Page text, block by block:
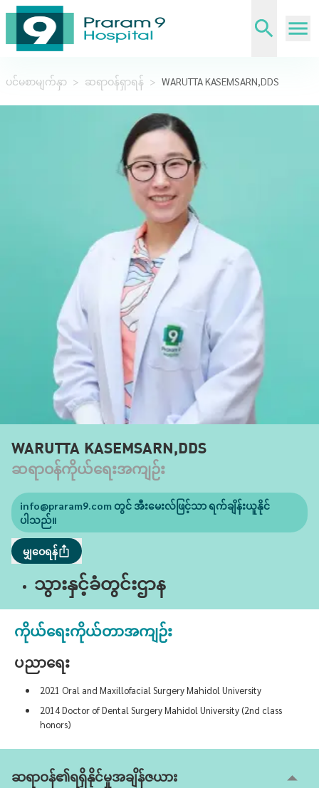
ပင်မစာမျက်နှာ > ဆရာဝန်ရှာရန် > WARUTTA KASEMSARN,DDS
WARUTTA KASEMSARN,DDS
ဆရာဝန်ကိုယ်ရေးအကျဉ်း
info@praram9.comတွင် အီးမေးလ်ဖြင့်သာ ရက်ချိန်းယူနိုင်
ပါသည်။
မျှဝေရန်
သွားနှင့်ခံတွင်းဌာန
ကိုယ်ရေးကိုယ်တာအကျဉ်း
ပညာရေး
2021 Oral and Maxillofacial Surgery Mahidol University
2014 Doctor of Dental Surgery Mahidol University (2nd class
honors)
ဆရာဝန်၏ရရှိနိုင်မှုအချိန်ဇယား